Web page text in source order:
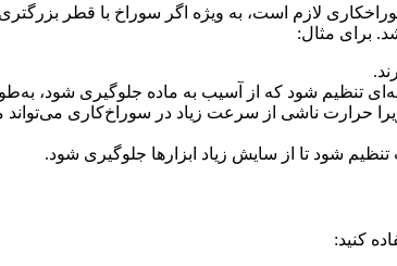
لازم است، به ویژه اگر سوراخ با قطر
برای مثال:
تنظیم شود که از آسیب به ماده جلوگیری شود،
حرارت ناشی از سرعت زیاد در سوراخ‌کاری
شود تا از سایش زیاد ابزارها جلوگیری شود.
کنید: